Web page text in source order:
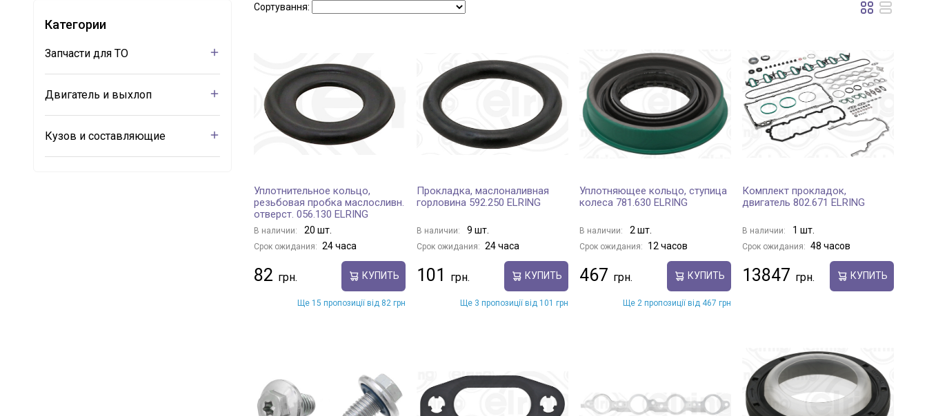
Категории
Запчасти для ТО
Двигатель и выхлоп
Кузов и составляющие
Сортування:
Уплотнительное кольцо,
резьбовая пробка маслосливн.
отверст. 056.130 ELRING
В наличии: 20 шт.
Срок ожидания: 24 часа
82 КУПИТЬ
Ще 15 пропозиції від 82 грн
Прокладка, маслоналивная
горловина 592.250 ELRING
В наличии: 9 шт.
Срок ожидания: 24 часа
101 КУПИТЬ
Ще 3 пропозиції від 101 грн
Уплотняющее кольцо, ступица
колеса 781.630 ELRING
В наличии: 2 шт.
Срок ожидания: 12 часов
467 КУПИТЬ
Ще 2 пропозиції від 467 грн
Комплект прокладок,
двигатель 802.671 ELRING
В наличии: 1 шт.
Срок ожидания: 48 часов
13847 КУПИТЬ